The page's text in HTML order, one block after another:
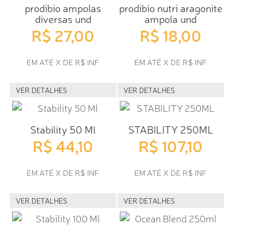
prodibio ampolas
diversas und
R$ 27,00
EM ATÉ X DE R$ INF
VER DETALHES
prodibio nutri aragonite
ampola und
R$ 18,00
EM ATÉ X DE R$ INF
VER DETALHES
Stability 50 Ml
R$ 44,10
EM ATÉ X DE R$ INF
VER DETALHES
STABILITY 250ML
R$ 107,10
EM ATÉ X DE R$ INF
VER DETALHES